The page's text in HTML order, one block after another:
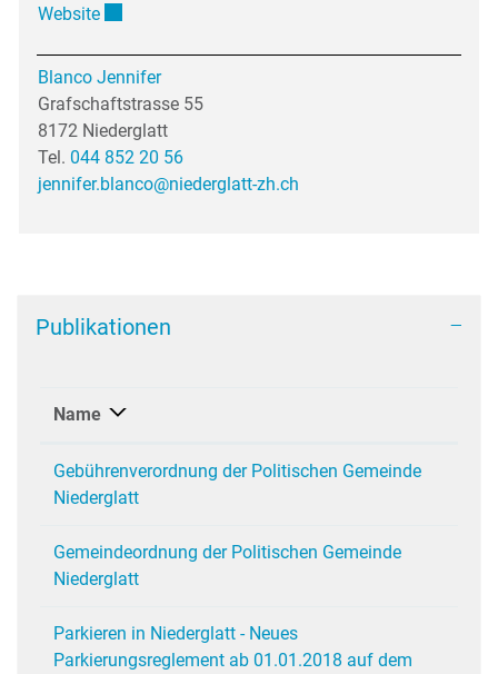
WebsiteExterner Link wird in einem neuen Fenster geöffnet.
Blanco Jennifer
Grafschaftstrasse 55
8172 Niederglatt
Tel. 044 852 20 56
jennifer.blanco@niederglatt-zh.ch
Publikationen
Name
Gebührenverordnung der Politischen Gemeinde
Niederglatt
Gemeindeordnung der Politischen Gemeinde
Niederglatt
Parkieren in Niederglatt - Neues
Parkierungsreglement ab 01.01.2018 auf dem